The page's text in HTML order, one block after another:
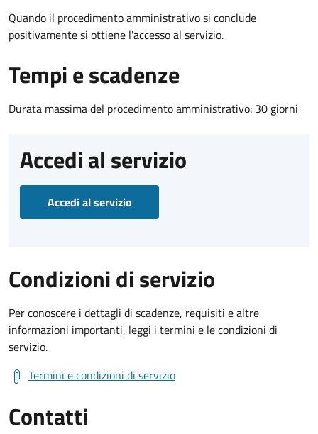
Quando il procedimento amministrativo si conclude
positivamente si ottiene l'accesso al servizio.
Tempi e scadenze
Durata massima del procedimento amministrativo: 30 giorni
Accedi al servizio
Accedi al servizio
Condizioni di servizio
Per conoscere i dettagli di scadenze, requisiti e altre
informazioni importanti, leggi i termini e le condizioni di
servizio.
Termini e condizioni di servizio
Contatti